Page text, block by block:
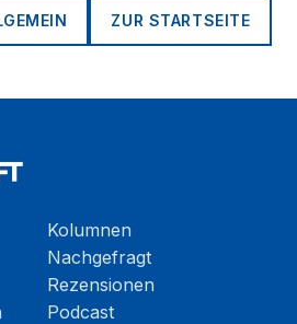
ZUR STARTSEITE
Kolumnen
Nachgefragt
Rezensionen
Podcast